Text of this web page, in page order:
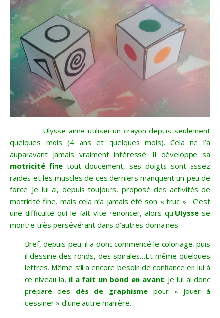
Ulysse aime utiliser un crayon depuis seulement
quelques mois (4 ans et quelques mois). Cela ne l’a
auparavant jamais vraiment intéressé. Il développe sa
motricité fine tout doucement, ses doigts sont assez
raides et les muscles de ces derniers manquent un peu de
force. Je lui ai, depuis toujours, proposé des activités de
motricité fine, mais cela n’a jamais été son « truc » . C’est
une difficulté qui le fait vite renoncer, alors qu’Ulyssese
montre très persévérant dans d’autres domaines.
Bref, depuis peu, il a donc commencé le coloriage, puis
il dessine des ronds, des spirales…Et même quelques
lettres. Même s’il a encore besoin de confiance en lui à
ce niveau la, il a fait un bond en avant. Je lui ai donc
préparé des dés de graphisme pour « jouer à
dessiner » d’une autre manière.